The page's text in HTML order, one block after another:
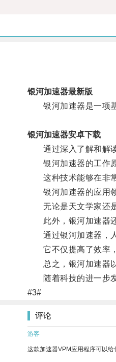
银河加速器最新版
银河加速器是一项基
银河加速器安卓下载
通过深入了解和解读
银河加速器的工作原
这种技术能够在非常
银河加速器的应用领
无论是天文学家还是
此外，银河加速器还
通过银河加速器，人
它不仅提高了效率，
总之，银河加速器以
随着科技的进一步发
#3#
评论
游客
这款加速器VPM应用程序可以给